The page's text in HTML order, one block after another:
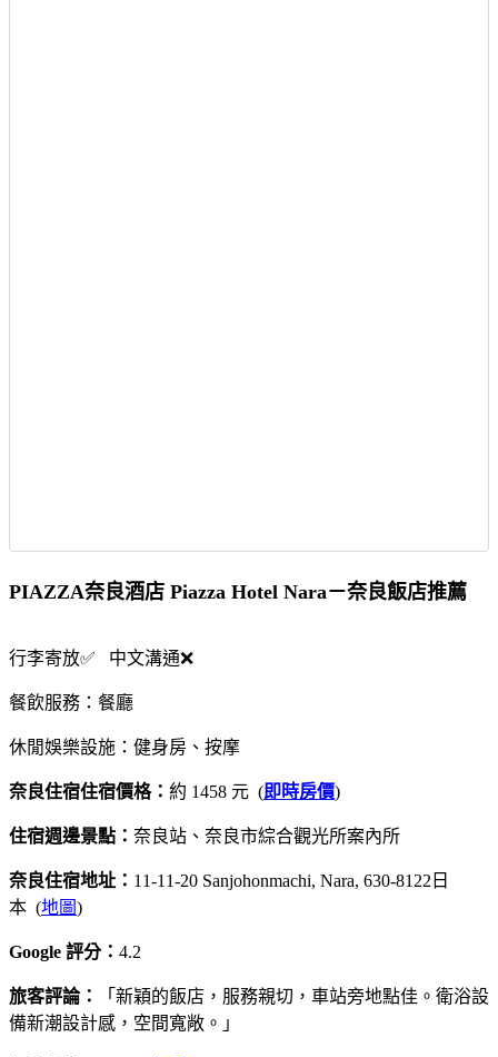
PIAZZA奈良酒店 Piazza Hotel Nara－奈良飯店推薦
行李寄放✅ 中文溝通❌
餐飲服務：餐廳
休閒娛樂設施：健身房、按摩
奈良住宿住宿價格： 約 1458 元 (即時房價)
住宿週邊景點： 奈良站、奈良市綜合觀光所案內所
奈良住宿地址： 11-11-20 Sanjohonmachi, Nara, 630-8122日
本 (地圖)
Google 評分： 4.2
旅客評論：
「新穎的飯店，服務親切，車站旁地點佳。衛浴設
備新潮設計感，空間寬敞。」